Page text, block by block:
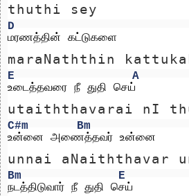
thuthi sey
D
மரணத்தின் கட்டுகளை
maraNaththin
E A
உடைத்தவரை நீ துதி செய்
utaiththavarai nI
C#m
Bm
உன்னை அணைத்தவர் உன்னை
unnai aNaiththavar
Bm
E
நடத்திடுவார் நீ துதி செய்